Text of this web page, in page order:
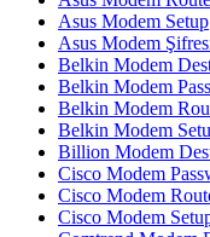
Asus Modem Setup
Asus Modem
Belkin Modem
Belkin Modem
Belkin Modem
Belkin Modem
Billion Modem
Cisco Modem
Cisco Modem
Cisco Modem